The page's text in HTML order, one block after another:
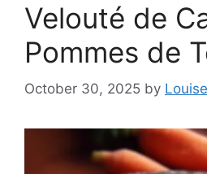
Velouté de
Pommes de
October 30, 2025 by